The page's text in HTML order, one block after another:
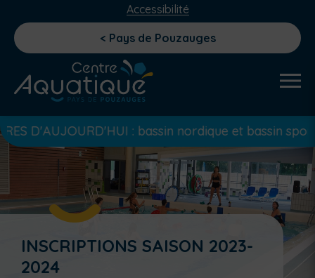
: bassin nordique et bassin sportif
< Pays de Pouzauges
Accessibilité
INSCRIPTIONS SAISON 2023-
2024